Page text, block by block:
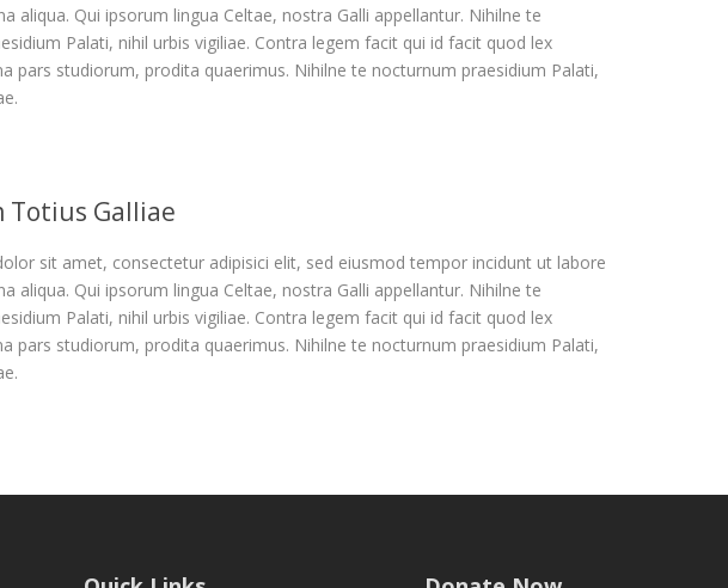
aliqua. Qui ipsorum lingua Celtae, nostra Galli appellantur. Nihilne te
Palati, nihil urbis vigiliae. Contra legem facit qui id facit quod lex
pars studiorum, prodita quaerimus. Nihilne te nocturnum praesidium Palati,
Totius Galliae
sit amet, consectetur adipisici elit, sed eiusmod tempor incidunt ut labore
aliqua. Qui ipsorum lingua Celtae, nostra Galli appellantur. Nihilne te
Palati, nihil urbis vigiliae. Contra legem facit qui id facit quod lex
pars studiorum, prodita quaerimus. Nihilne te nocturnum praesidium Palati,